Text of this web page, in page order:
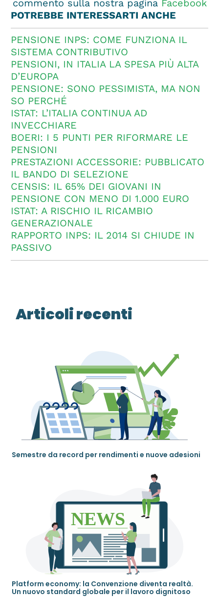
commento sulla nostra pagina Facebook
POTREBBE INTERESSARTI ANCHE
PENSIONE INPS: COME FUNZIONA IL
SISTEMA CONTRIBUTIVO
PENSIONI, IN ITALIA LA SPESA PIÙ ALTA
D’EUROPA
PENSIONE: SONO PESSIMISTA, MA NON
SO PERCHÉ
ISTAT: L’ITALIA CONTINUA AD
INVECCHIARE
BOERI: I 5 PUNTI PER RIFORMARE LE
PENSIONI
PRESTAZIONI ACCESSORIE: PUBBLICATO
IL BANDO DI SELEZIONE
CENSIS: IL 65% DEI GIOVANI IN
PENSIONE CON MENO DI 1.000 EURO
ISTAT: A RISCHIO IL RICAMBIO
GENERAZIONALE
RAPPORTO INPS: IL 2014 SI CHIUDE IN
PASSIVO
Articoli recenti
Semestre da record per rendimenti e nuove adesioni
Platform economy: la Convenzione diventa realtà.
Un nuovo standard globale per il lavoro dignitoso